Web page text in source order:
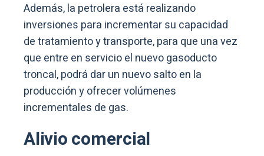
Además, la petrolera está realizando
inversiones para incrementar su capacidad
de tratamiento y transporte, para que una vez
que entre en servicio el nuevo gasoducto
troncal, podrá dar un nuevo salto en la
producción y ofrecer volúmenes
incrementales de gas.
Alivio comercial